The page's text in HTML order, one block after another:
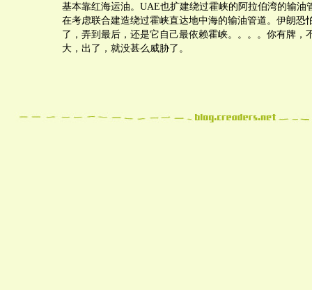
基本靠红海运油。UAE也扩建绕过霍峡的阿拉伯湾的输油
在考虑联合建造绕过霍峡直达地中海的输油管道。伊朗恐
了，弄到最后，还是它自己最依赖霍峡。。。。你有牌，
大，出了，就没甚么威胁了。